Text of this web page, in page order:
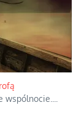
Maryi,
treść jej